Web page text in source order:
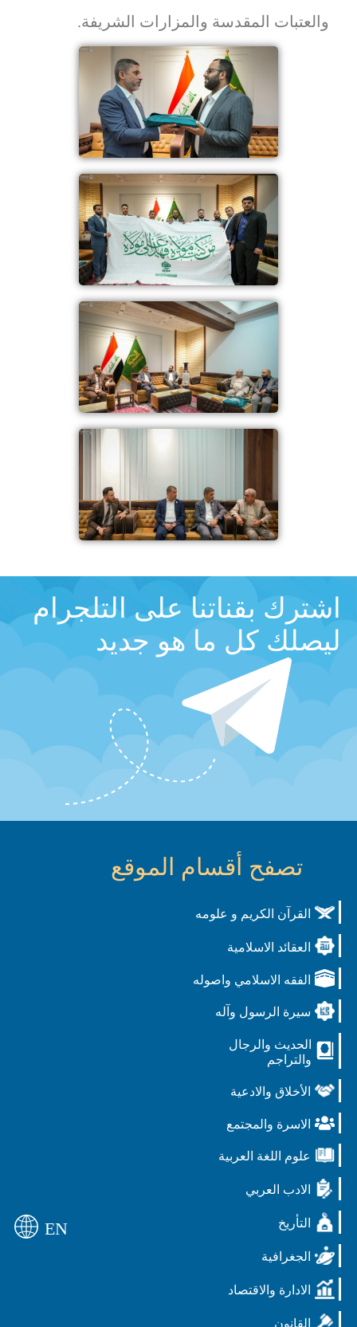
والعتبات المقدسة والمزارات الشريفة.
اشترك بقناتنا على التلجرام
ليصلك كل ما هو جديد
تصفح أقسام الموقع
القرآن الكريم و علومه
العقائد الاسلامية
الفقه الاسلامي واصوله
سيرة الرسول وآله
الحديث والرجال
والتراجم
الأخلاق والادعية
الاسرة والمجتمع
علوم اللغة العربية
الادب العربي
التأريخ
الجغرافية
الادارة والاقتصاد
القانون
EN